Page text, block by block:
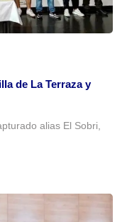
de La Terraza y
alias El Sobri,